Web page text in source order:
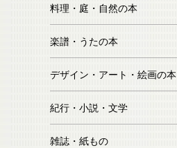
料理・庭・自然の本
楽譜・うたの本
デザイン・アート・絵画の本
紀行・小説・文学
雑誌・紙もの